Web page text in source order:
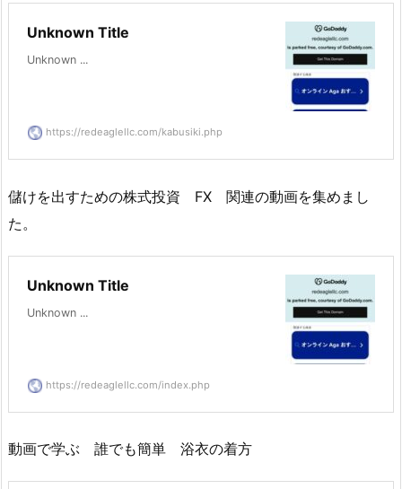
Unknown Title
Unknown ...
https://redeaglellc.com/kabusiki.php
儲けを出すための株式投資 FX 関連の動画を集めまし
た。
Unknown Title
Unknown ...
https://redeaglellc.com/index.php
動画で学ぶ 誰でも簡単 浴衣の着方